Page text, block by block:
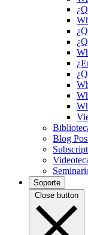
Blog
Soporte
Close button